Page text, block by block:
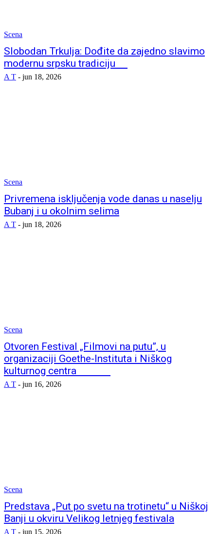
Scena
Slobodan Trkulja: Dođite da zajedno slavimo
modernu srpsku tradiciju
A T - jun 18, 2026
Scena
Privremena isključenja vode danas u naselju
Bubanj i u okolnim selima
A T - jun 18, 2026
Scena
Otvoren Festival „Filmovi na putu”, u
organizaciji Goethe-Instituta i Niškog
kulturnog centra
A T - jun 16, 2026
Scena
Predstava „Put po svetu na trotinetu“ u Niškoj
Banji u okviru Velikog letnjeg festivala
A T - jun 15, 2026